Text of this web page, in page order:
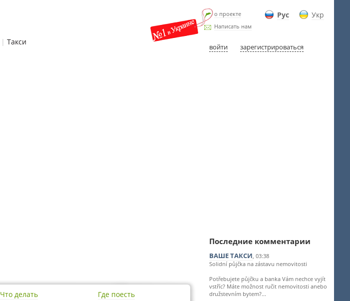
Рус Укр
о проекте
Написать нам
войти зарегистрироваться
| Такси
Что делать Где поесть
Последние комментарии
ВАШЕ ТАКСИ, 03:38
Solidní půjčka na zástavu nemovitosti
Potřebujete půjčku a banka Vám nechce vyjít
vstříc? Máte možnost ručit nemovitosti anebo
družstevním bytem?...